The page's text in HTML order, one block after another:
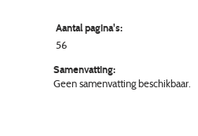
Aantal pagina's:
56
Samenvatting:
Geen samenvatting beschikbaar.